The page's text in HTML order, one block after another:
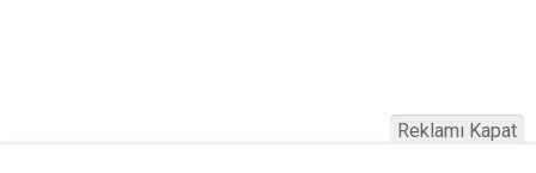
Reklamı Kapat